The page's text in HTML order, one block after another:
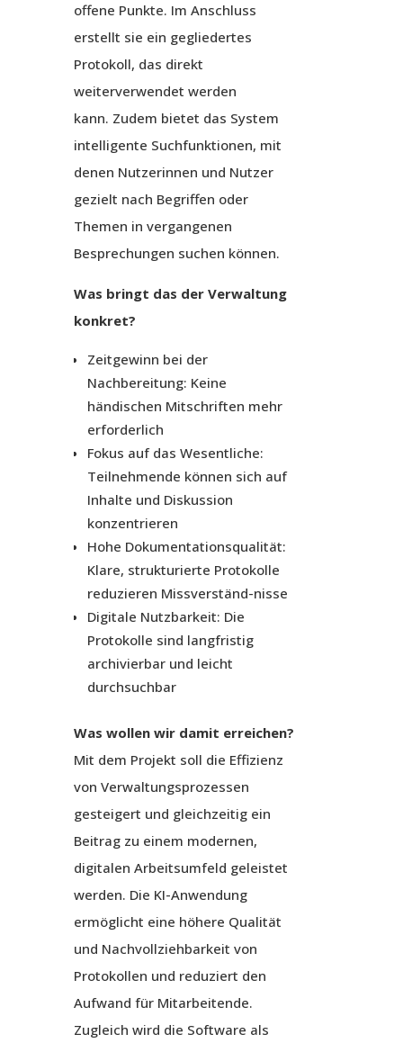
offene Punkte. Im Anschluss
erstellt sie ein gegliedertes
Protokoll, das direkt
weiterverwendet werden
kann. Zudem bietet das System
intelligente Suchfunktionen, mit
denen Nutzerinnen und Nutzer
gezielt nach Begriffen oder
Themen in vergangenen
Besprechungen suchen können.
Was bringt das der Verwaltung
konkret?
Zeitgewinn bei der
Nachbereitung: Keine
händischen Mitschriften mehr
erforderlich
Fokus auf das Wesentliche:
Teilnehmende können sich auf
Inhalte und Diskussion
konzentrieren
Hohe Dokumentationsqualität:
Klare, strukturierte Protokolle
reduzieren Missverständ-nisse
Digitale Nutzbarkeit: Die
Protokolle sind langfristig
archivierbar und leicht
durchsuchbar
Was wollen wir damit erreichen?
Mit dem Projekt soll die Effizienz
von Verwaltungsprozessen
gesteigert und gleichzeitig ein
Beitrag zu einem modernen,
digitalen Arbeitsumfeld geleistet
werden. Die KI-Anwendung
ermöglicht eine höhere Qualität
und Nachvollziehbarkeit von
Protokollen und reduziert den
Aufwand für Mitarbeitende.
Zugleich wird die Software als